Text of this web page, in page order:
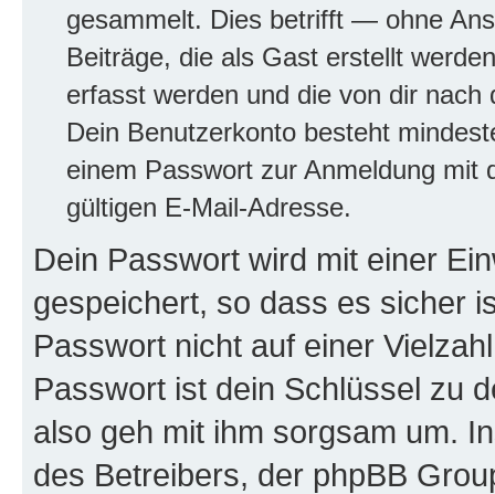
gesammelt. Dies betrifft — ohne
Beiträge, die als Gast erstellt
erfasst werden und die von dir
Dein Benutzerkonto besteht
einem Passwort zur Anmeldung mit
gültigen E-Mail-Adresse.
Dein Passwort wird mit einer
gespeichert, so dass es sicher
Passwort nicht auf einer
Passwort ist dein Schlüssel zu
also geh mit ihm sorgsam um.
des Betreibers, der phpBB